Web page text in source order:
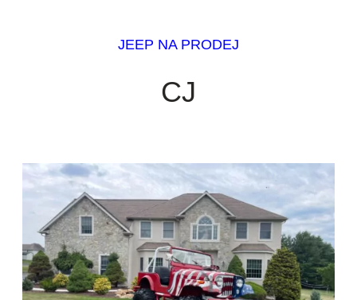
JEEP NA PRODEJ
CJ